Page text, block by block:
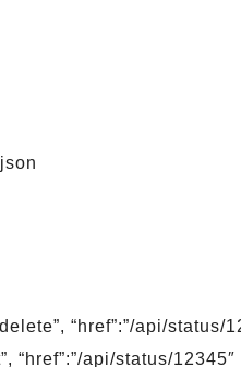
“href”:”/api/status/
“href”:”/api/status/12345″